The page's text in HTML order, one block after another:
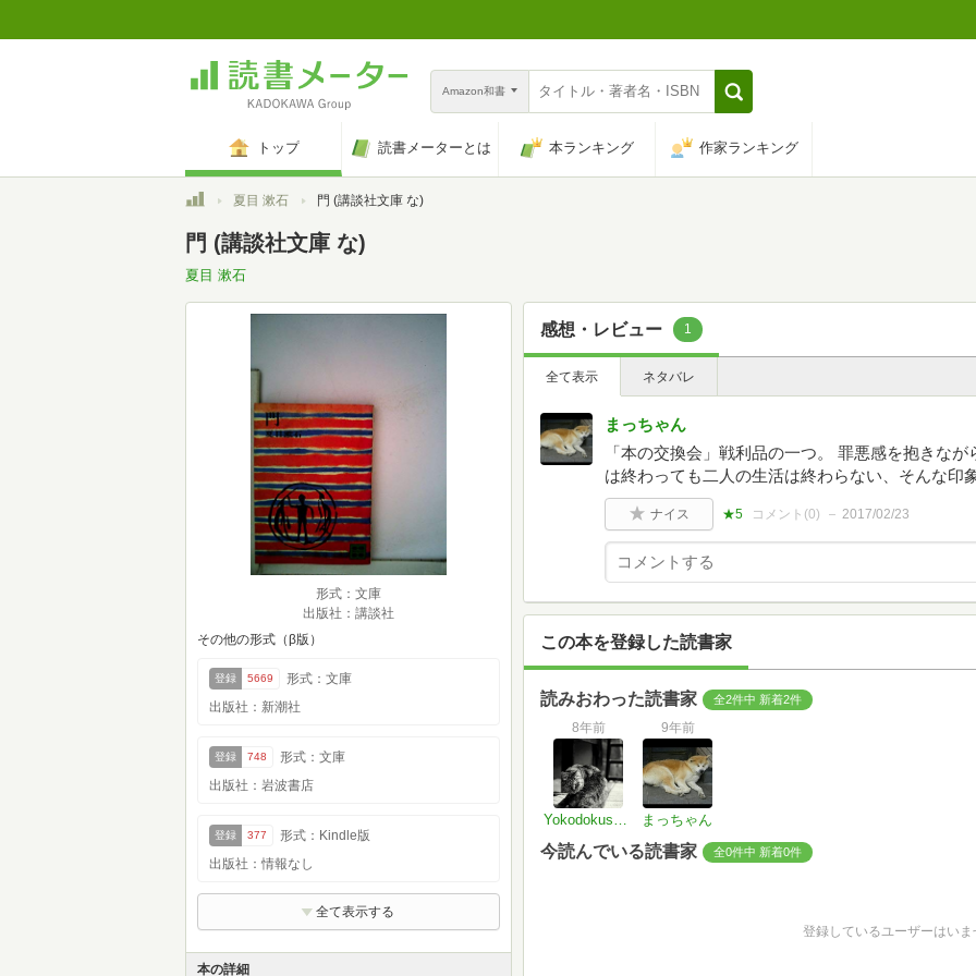
Amazon和書
トップ 読書メーターとは 本ランキング 作家ランキング
トップ夏目 漱石 門 (講談社文庫 な)
門 (講談社文庫 な)
夏目 漱石
形式：文庫
出版社：講談社
その他の形式（β版）
登録 5669
形式：文庫
出版社：新潮社
登録 748
形式：文庫
出版社：岩波書店
登録 377
形式：Kindle版
出版社：情報なし
全て表示する
本の詳細
感想・レビュー 1
全て表示 ネタバレ
まっちゃん
「本の交換会」戦利品の一つ。 罪悪感を抱きな
は終わっても二人の生活は終わらない、そんな印
ナイス ★5 コメント(0) 2017/02/23
この本を登録した読書家
読みおわった読書家 全2件中 新着2件
8年前
Yokodokusyometer
9年前
まっちゃん
今読んでいる読書家 全0件中 新着0件
登録しているユーザーはいま